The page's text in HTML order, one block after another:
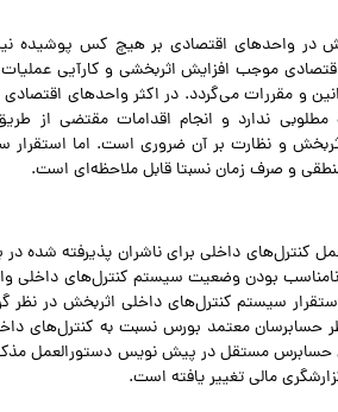
در واحدهای اقتصادی بر هیچ کس پوشیده
موجب افزایش اثربخشی و کارآیی
و مقررات می‌گردد. در اکثر واحدهای
ندارد و انجام اقدامات مقتضی از
و نظارت بر آن ضروری است. اما استقرار
و صرف زمان نسبتا قابل ملاحظه‌ای است.
کنترل‌های داخلی برای ناشران پذیرفته شده
نامناسب بودن وضعیت سیستم کنترل‌های داخلی
سیستم کنترل‌های داخلی اثربخش در نظر
حسابرسان معتمد بورس نسبت به کنترل‌های
حسابرس مستقل در پیش نویس دستورالعمل
مالی تغییر یافته است.